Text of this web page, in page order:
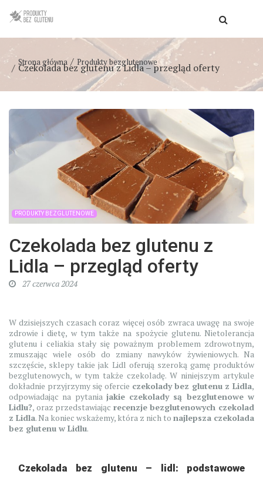
Strona główna Produkty bezglutenowe
Czekolada bez glutenu z Lidla – przegląd oferty
PRODUKTY BEZGLUTENOWE
Czekolada bez glutenu z
Lidla – przegląd oferty
27 czerwca 2024
W dzisiejszych czasach coraz więcej osób zwraca uwagę na swoje
zdrowie i dietę, w tym także na spożycie glutenu. Nietolerancja
glutenu i celiakia stały się poważnym problemem zdrowotnym,
zmuszając wiele osób do zmiany nawyków żywieniowych. Na
szczęście, sklepy takie jak Lidl oferują szeroką gamę produktów
bezglutenowych, w tym także czekoladę. W niniejszym artykule
dokładnie przyjrzymy się ofercie czekolady bez glutenu z Lidla,
odpowiadając na pytania jakie czekolady są bezglutenowe w
Lidlu?, oraz przedstawiając recenzje bezglutenowych czekolad
z Lidla. Na koniec wskażemy, która z nich to najlepsza czekolada
bez glutenu w Lidlu.
Czekolada bez glutenu – lidl: podstawowe